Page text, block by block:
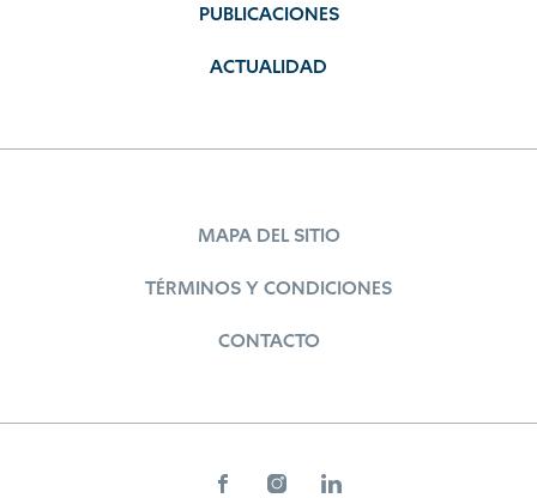
PUBLICACIONES
ACTUALIDAD
MAPA DEL SITIO
TÉRMINOS Y CONDICIONES
CONTACTO